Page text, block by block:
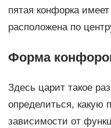
пятая конфорка
расположена по
Форма
Здесь царит такое
определиться, какую
зависимости от